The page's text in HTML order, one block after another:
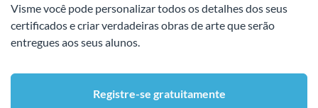
Visme você pode personalizar todos os detalhes dos seus
certificados e criar verdadeiras obras de arte que serão
entregues aos seus alunos.
Registre-se gratuitamente